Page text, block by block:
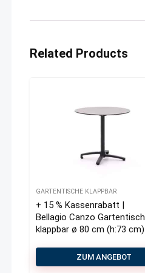
Related Products
GARTENTISCHE KLAPPBAR
+ 15 % Kassenrabatt |
Bellagio Canzo Gartentisch
klappbar ø 80 cm (h:73 cm)
ZUM ANGEBOT